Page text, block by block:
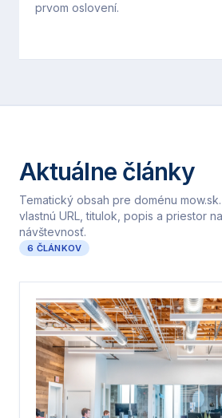
prvom oslovení.
Aktuálne články
Tematický obsah pre doménu mow.sk
vlastnú URL, titulok, popis a priestor
návštevnosť.
6 ČLÁNKOV